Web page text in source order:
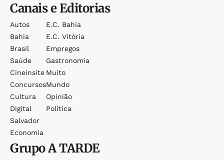
Canais e Editorias
Autos
Bahia
Brasil
Saúde
Cineinsite
Concursos
Cultura
Digital
Salvador
Economia
E.c. Bahia
E.c. Vitória
Empregos
Gastronomia
Muito
Mundo
Opinião
Política
GrupoA TARDE